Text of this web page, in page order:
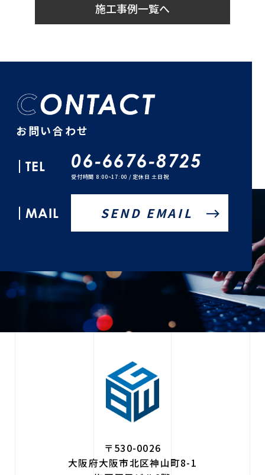
施工事例一覧へ
お問い合わせ
TEL 06-6676-8725
受付時間 8:00~17:00 / 定休日 土日祝
MAIL
〒530-0026
大阪府大阪市北区神山町8-1